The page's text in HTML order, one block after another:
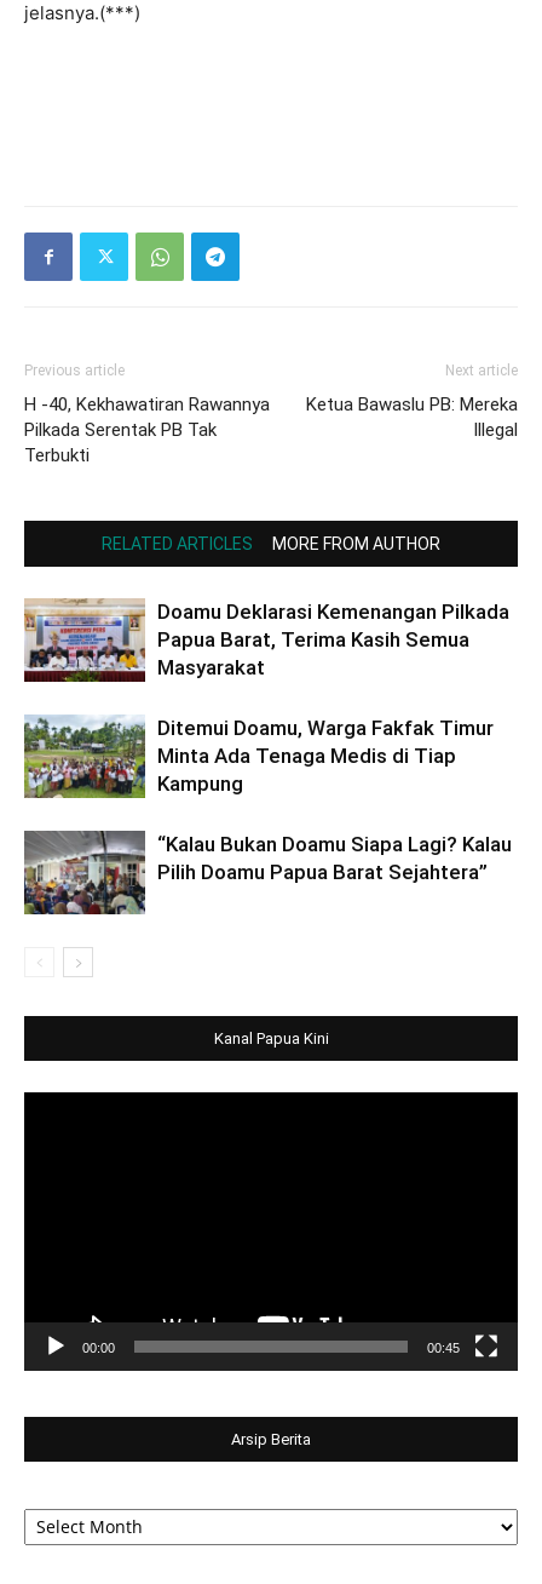
jelasnya.(***)
Previous article
H -40, Kekhawatiran Rawannya
Pilkada Serentak PB Tak
Terbukti
Next article
Ketua Bawaslu PB: Mereka
Illegal
RELATED ARTICLES MORE FROM AUTHOR
Doamu Deklarasi Kemenangan Pilkada
Papua Barat, Terima Kasih Semua
Masyarakat
Ditemui Doamu, Warga Fakfak Timur
Minta Ada Tenaga Medis di Tiap
Kampung
“Kalau Bukan Doamu Siapa Lagi? Kalau
Pilih Doamu Papua Barat Sejahtera”
Kanal Papua Kini
00:00 00:45
Arsip Berita
Arsip
Berita